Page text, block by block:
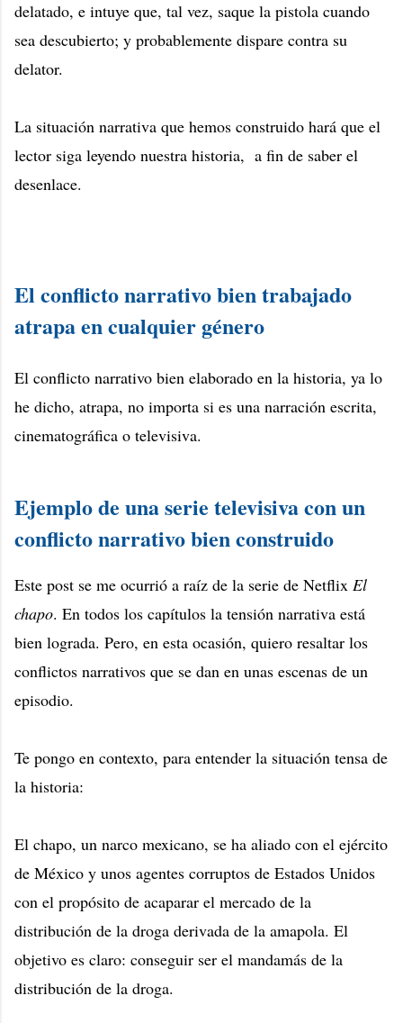
delatado, e intuye que, tal vez, saque la pistola cuando
sea descubierto; y probablemente dispare contra su
delator.
La situación narrativa que hemos construido hará que el
lector siga leyendo nuestra historia, a fin de saber el
desenlace.
El conflicto narrativo bien trabajado
atrapa en cualquier género
El conflicto narrativo bien elaborado en la historia, ya lo
he dicho, atrapa, no importa si es una narración escrita,
cinematográfica o televisiva.
Ejemplo de una serie televisiva con un
conflicto narrativo bien construido
Este post se me ocurrió a raíz de la serie de Netflix El
chapo. En todos los capítulos la tensión narrativa está
bien lograda. Pero, en esta ocasión, quiero resaltar los
conflictos narrativos que se dan en unas escenas de un
episodio.
Te pongo en contexto, para entender la situación tensa de
la historia:
El chapo, un narco mexicano, se ha aliado con el ejército
de México y unos agentes corruptos de Estados Unidos
con el propósito de acaparar el mercado de la
distribución de la droga derivada de la amapola. El
objetivo es claro: conseguir ser el mandamás de la
distribución de la droga.